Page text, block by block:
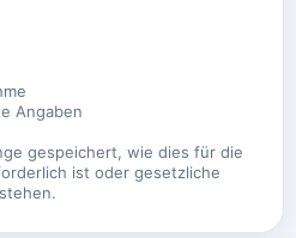
Angaben
gespeichert, wie dies für die
ist oder gesetzliche